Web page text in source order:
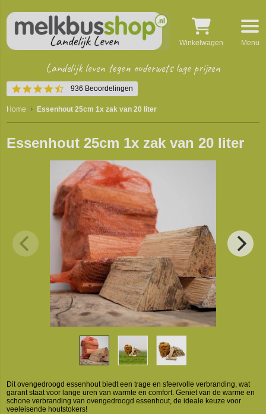
4.5
star
rating
936 Beoordelingen
Landelijk leven tegen ouderwets lage prijzen
Winkelwagen Menu
Home Essenhout 25cm 1x zak van 20 liter
Essenhout 25cm 1x zak van 20 liter
Dit ovengedroogd essenhout biedt een trage en sfeervolle verbranding, wat
garant staat voor lange uren van warmte en comfort. Geniet van de warme en
schone verbranding van ovengedroogd essenhout, de ideale keuze voor
veeleisende houtstokers!